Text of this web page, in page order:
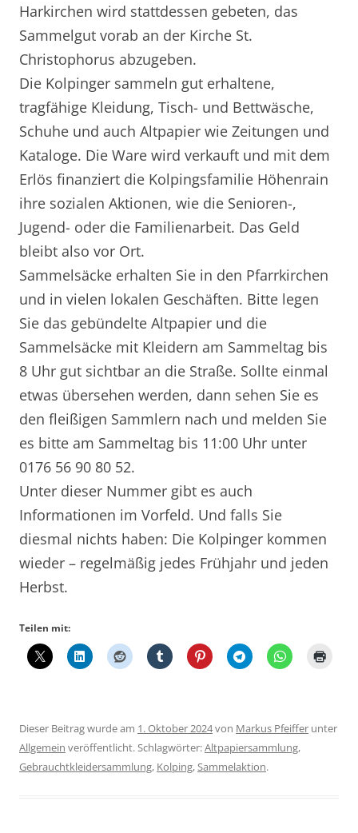
Harkirchen wird stattdessen gebeten, das
Sammelgut vorab an der Kirche St.
Christophorus abzugeben.
Die Kolpinger sammeln gut erhaltene,
tragfähige Kleidung, Tisch- und Bettwäsche,
Schuhe und auch Altpapier wie Zeitungen und
Kataloge. Die Ware wird verkauft und mit dem
Erlös finanziert die Kolpingsfamilie Höhenrain
ihre sozialen Aktionen, wie die Senioren-,
Jugend- oder die Familienarbeit. Das Geld
bleibt also vor Ort.
Sammelsäcke erhalten Sie in den Pfarrkirchen
und in vielen lokalen Geschäften. Bitte legen
Sie das gebündelte Altpapier und die
Sammelsäcke mit Kleidern am Sammeltag bis
8 Uhr gut sichtbar an die Straße. Sollte einmal
etwas übersehen werden, dann sehen Sie es
den fleißigen Sammlern nach und melden Sie
es bitte am Sammeltag bis 11:00 Uhr unter
0176 56 90 80 52.
Unter dieser Nummer gibt es auch
Informationen im Vorfeld. Und falls Sie
diesmal nichts haben: Die Kolpinger kommen
wieder – regelmäßig jedes Frühjahr und jeden
Herbst.
Teilen mit:
Dieser Beitrag wurde am 1. Oktober 2024von Markus Pfeiffer unter
Allgemein veröffentlicht. Schlagwörter:Altpapiersammlung,
Gebrauchtkleidersammlung, Kolping,Sammelaktion.